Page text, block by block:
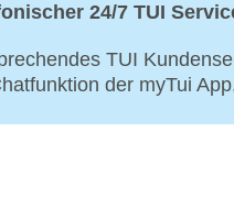
24/7 TUI
TUI
der myTui